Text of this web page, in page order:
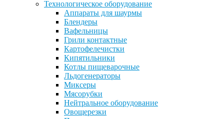
Технологическое оборудование
Аппараты для шаурмы
Блендеры
Вафельницы
Грили контактные
Картофелечистки
Кипятильники
Котлы пищеварочные
Льдогенераторы
Миксеры
Мясорубки
Нейтральное оборудование
Овощерезки